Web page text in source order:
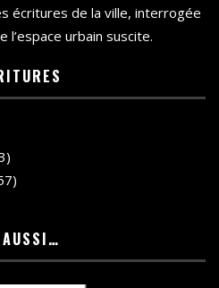
écritures de la ville, interrogée
urbain suscite.